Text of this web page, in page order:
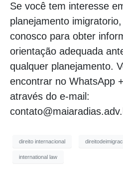
Se você tem interesse
planejamento
conosco para obter
orientação adequada
qualquer planejamento.
encontrar no WhatsApp
através do e-mail:
direito internacional
international law